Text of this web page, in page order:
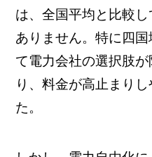
は、全国平均と比較
ありません。特に四
て電力会社の選択肢
り、料金が高止まり
た。